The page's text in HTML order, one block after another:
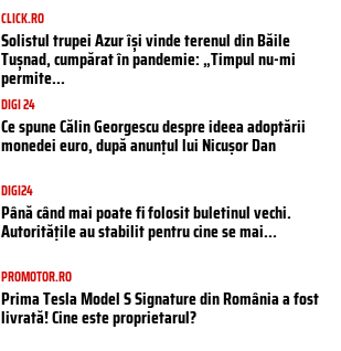
CLICK.RO
Solistul trupei Azur își vinde terenul din Băile
Tușnad, cumpărat în pandemie: „Timpul nu-mi
permite...
DIGI 24
Ce spune Călin Georgescu despre ideea adoptării
monedei euro, după anunțul lui Nicușor Dan
DIGI24
Până când mai poate fi folosit buletinul vechi.
Autoritățile au stabilit pentru cine se mai...
PROMOTOR.RO
Prima Tesla Model S Signature din România a fost
livrată! Cine este proprietarul?